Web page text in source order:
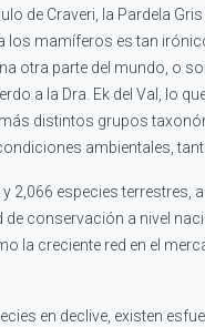
de Craveri, la Pardela
mamíferos es tan
otra parte del mundo, o
a la Dra. Ek del Val, lo
distintos grupos
ambientales,
especies terrestres,
conservación a nivel
la creciente red en el
en declive, existen